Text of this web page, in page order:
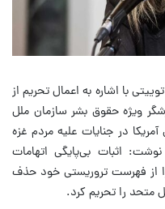
با اشاره به اعمال تحریم از
ویژه حقوق بشر سازمان ملل
در جنایات علیه مردم غزه
اثبات بی‌پایگی اتهامات
را از فهرست تروریستی خود حذف
متحد را تحریم کرد.